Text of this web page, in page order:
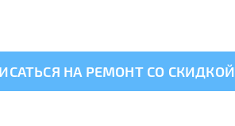
НА РЕМОНТ СО СКИДКОЙ